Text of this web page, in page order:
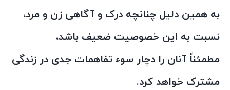
به همین دلیل چنانچه درک و آگاهی زن و مرد،
نسبت به این خصوصیت ضعیف باشد،
مطمئناً آنان را دچار سوء تفاهمات جدی در زندگی
مشترک خواهد کرد.